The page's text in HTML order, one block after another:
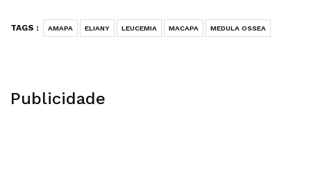
TAGS : AMAPA ELIANY LEUCEMIA MACAPA MEDULA OSSEA
Publicidade